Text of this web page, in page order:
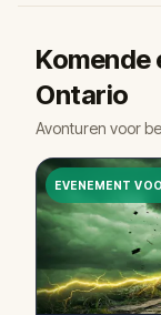
Komende
Ontario
Avonturen voor
EVENEMENT